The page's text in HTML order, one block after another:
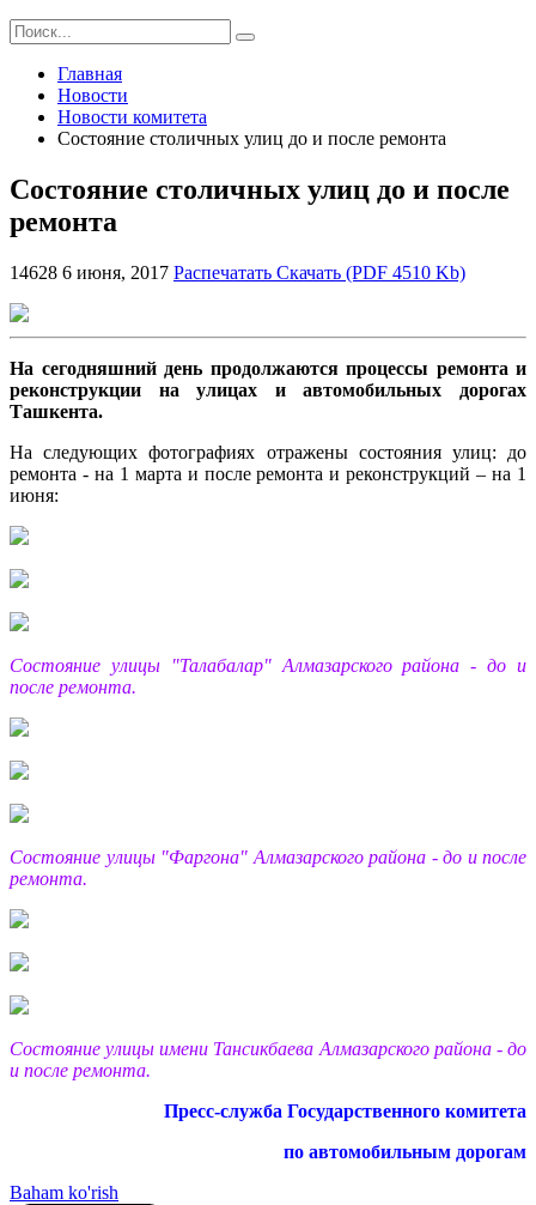
Главная
Новости
Новости комитета
Состояние столичных улиц до и после ремонта
Состояние столичных улиц до и после
ремонта
14628 6 июня, 2017 Распечатать Скачать (PDF 4510 Kb)
На сегодняшний день продолжаются процессы ремонта и
реконструкции на улицах и автомобильных дорогах
Ташкента.
На следующих фотографиях отражены состояния улиц: до
ремонта - на 1 марта и после ремонта и реконструкций – на 1
июня:
Состояние улицы "Талабалар" Алмазарского района - до и
после ремонта.
Состояние улицы "Фаргона" Алмазарского района - до и после
ремонта.
Состояние улицы имени Тансикбаева Алмазарского района - до
и после ремонта.
Пресс-служба Государственного комитета
по автомобильным дорогам
Baham ko'rish